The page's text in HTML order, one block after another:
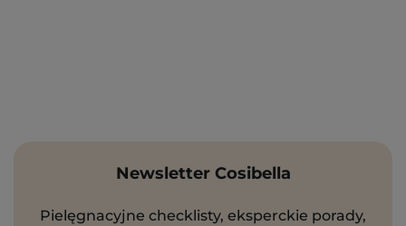
Newsletter Cosibella
Pielęgnacyjne checklisty, eksperckie porady,